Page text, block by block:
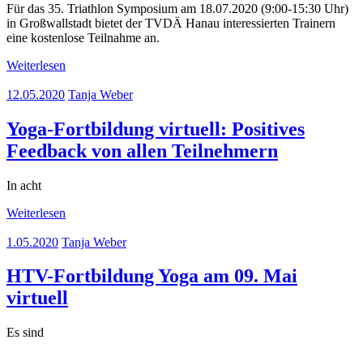
Für das 35. Triathlon Symposium am 18.07.2020 (9:00-15:30 Uhr)
in Großwallstadt bietet der TVDÄ Hanau interessierten Trainern
eine kostenlose Teilnahme an.
Weiterlesen
12.05.2020 Tanja Weber
Yoga-Fortbildung virtuell: Positives
Feedback von allen Teilnehmern
In acht
Weiterlesen
1.05.2020 Tanja Weber
HTV-Fortbildung Yoga am 09. Mai
virtuell
Es sind